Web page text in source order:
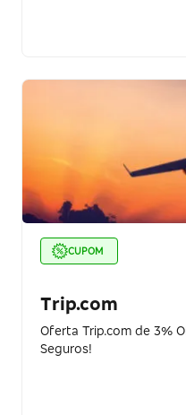
CUPOM
Trip.com
Oferta Trip.com de 3%
Seguros!